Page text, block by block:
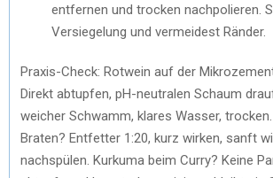
entfernen und trocken nachpolieren.
Versiegelung und vermeidest Ränder.
Praxis-Check: Rotwein auf der
Direkt abtupfen, pH-neutralen Schaum
weicher Schwamm, klares Wasser,
Braten? Entfetter 1:20, kurz wirken, sanft
nachspülen. Kurkuma beim Curry? Keine